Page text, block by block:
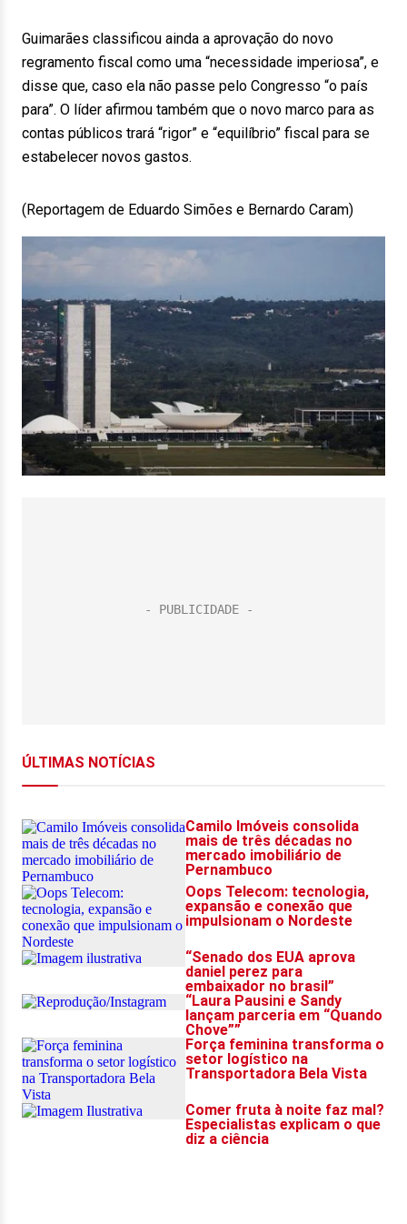
Guimarães classificou ainda a aprovação do novo
regramento fiscal como uma “necessidade imperiosa”, e
disse que, caso ela não passe pelo Congresso “o país
para”. O líder afirmou também que o novo marco para as
contas públicos trará “rigor” e “equilíbrio” fiscal para se
estabelecer novos gastos.
(Reportagem de Eduardo Simões e Bernardo Caram)